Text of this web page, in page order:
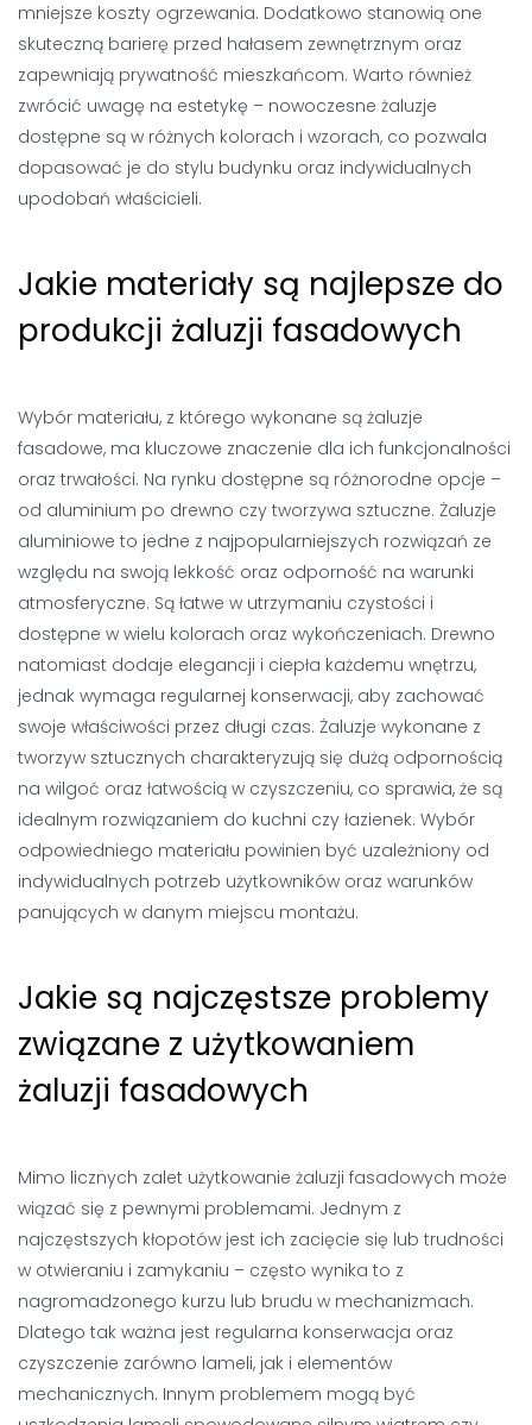
mniejsze koszty ogrzewania. Dodatkowo stanowią one
skuteczną barierę przed hałasem zewnętrznym oraz
zapewniają prywatność mieszkańcom. Warto również
zwrócić uwagę na estetykę – nowoczesne żaluzje
dostępne są w różnych kolorach i wzorach, co pozwala
dopasować je do stylu budynku oraz indywidualnych
upodobań właścicieli.
Jakie materiały są najlepsze do
produkcji żaluzji fasadowych
Wybór materiału, z którego wykonane są żaluzje
fasadowe, ma kluczowe znaczenie dla ich funkcjonalności
oraz trwałości. Na rynku dostępne są różnorodne opcje –
od aluminium po drewno czy tworzywa sztuczne. Żaluzje
aluminiowe to jedne z najpopularniejszych rozwiązań ze
względu na swoją lekkość oraz odporność na warunki
atmosferyczne. Są łatwe w utrzymaniu czystości i
dostępne w wielu kolorach oraz wykończeniach. Drewno
natomiast dodaje elegancji i ciepła każdemu wnętrzu,
jednak wymaga regularnej konserwacji, aby zachować
swoje właściwości przez długi czas. Żaluzje wykonane z
tworzyw sztucznych charakteryzują się dużą odpornością
na wilgoć oraz łatwością w czyszczeniu, co sprawia, że są
idealnym rozwiązaniem do kuchni czy łazienek. Wybór
odpowiedniego materiału powinien być uzależniony od
indywidualnych potrzeb użytkowników oraz warunków
panujących w danym miejscu montażu.
Jakie są najczęstsze problemy
związane z użytkowaniem
żaluzji fasadowych
Mimo licznych zalet użytkowanie żaluzji fasadowych może
wiązać się z pewnymi problemami. Jednym z
najczęstszych kłopotów jest ich zacięcie się lub trudności
w otwieraniu i zamykaniu – często wynika to z
nagromadzonego kurzu lub brudu w mechanizmach.
Dlatego tak ważna jest regularna konserwacja oraz
czyszczenie zarówno lameli, jak i elementów
mechanicznych. Innym problemem mogą być